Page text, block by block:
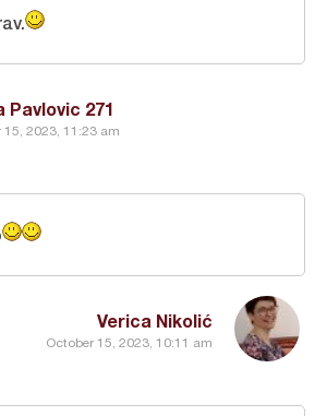
Pavlovic 271
15, 2023, 11:23 am
Verica Nikolić
October 15, 2023, 10:11 am